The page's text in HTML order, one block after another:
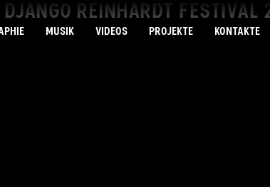
MUSIK VIDEOS PROJEKTE KONTAKTE
REINHARDT FESTIVAL